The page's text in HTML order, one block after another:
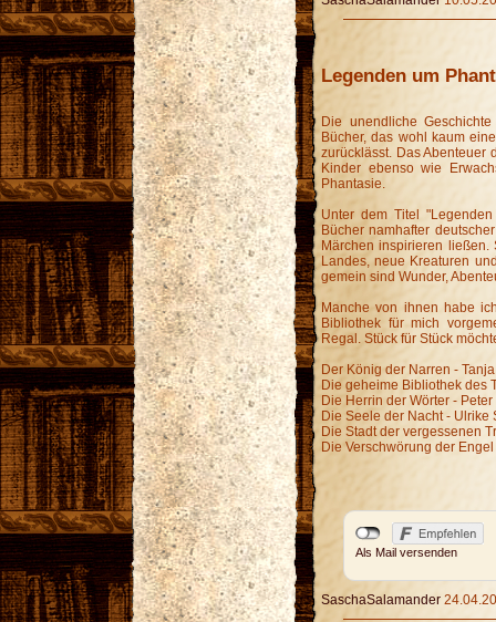
Legenden um
Die unendliche
Bücher, das wohl kaum
zurücklässt. Das Abenteuer
Kinder ebenso wie
Phantasie.
Unter dem Titel
Bücher namhafter
Märchen inspirieren
Landes, neue Kreaturen
gemein sind Wunder,
Manche von ihnen habe
Bibliothek für mich
Regal. Stück für Stück
Der König der Narren -
Die geheime Bibliothek des
Die Herrin der Wörter - Peter
Die Seele der Nacht - Ulrike
Die Stadt der vergessenen
Die Verschwörung der
Als Mail versenden
SaschaSalamander